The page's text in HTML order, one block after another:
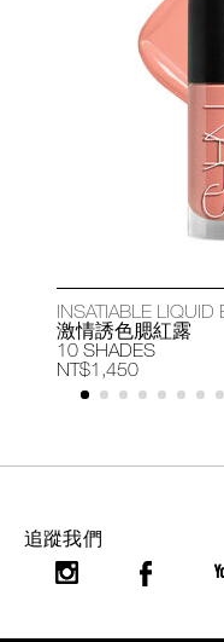
INSATIABLE LIQUID
激情誘色腮紅露
10 SHADES
NT$1,450
追蹤我們